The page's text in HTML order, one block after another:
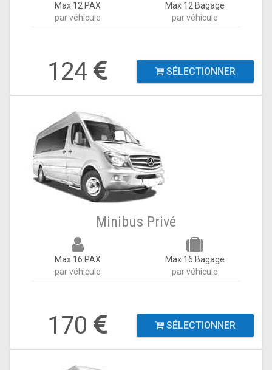
Max 12 PAX
par véhicule
Max 12 Bagage
par véhicule
124 SÉLECTIONNER
Minibus Privé
Max 16 PAX
par véhicule
Max 16 Bagage
par véhicule
170 SÉLECTIONNER